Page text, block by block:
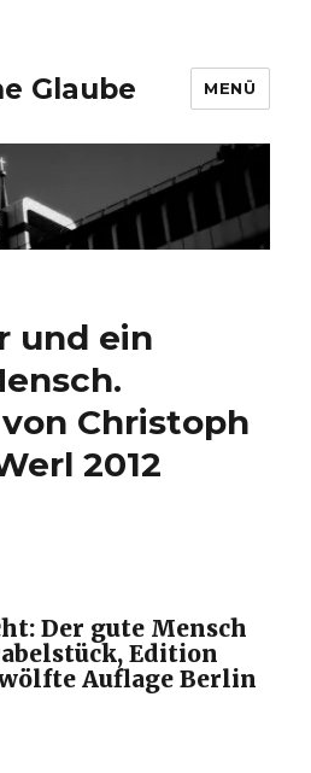
Glaube MENÜ
und ein
Christoph
2012
Der gute Mensch
Edition
Auflage Berlin